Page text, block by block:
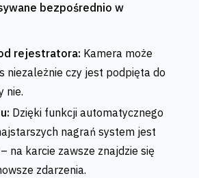
bezpośrednio w
rejestratora: Kamera może
niezależnie czy jest podpięta do
nie.
Dzięki funkcji automatycznego
nagrań system jest
na karcie zawsze znajdzie się
zdarzenia.